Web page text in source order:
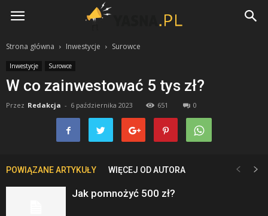
Yasna.pl
Strona główna Inwestycje Surowce
Inwestycje Surowce
W co zainwestować 5 tys zł?
Przez Redakcja - 6 października 2023 651 0
POWIĄZANE ARTYKUŁY WIĘCEJ OD AUTORA
Jak pomnożyć 500 zł?